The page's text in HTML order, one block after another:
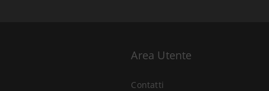
Area Utente
Contatti